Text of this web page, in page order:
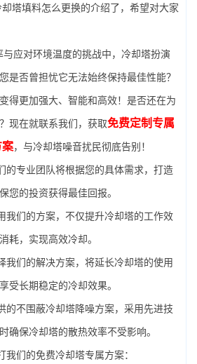
塔填料怎么更换的介绍了，希望对大家
应对环境温度的挑战中，冷却塔扮演
是否曾担忧它无法始终保持最佳性能？
得更加强大、智能和高效！是否还在为
现在就联系我们，获取免费定制专属
，与冷却塔噪音扰民彻底告别！
的专业团队将根据您的具体需求，打造
您的投资获得最佳回报。
我们的方案，不仅提升冷却塔的工作效
耗，实现高效冷却。
我们的解决方案，将延长冷却塔的使用
受长期稳定的冷却效果。
的不围蔽冷却塔降噪方案，采用先进技
确保冷却塔的散热效率不受影响。
我们的免费冷却塔专属方案：